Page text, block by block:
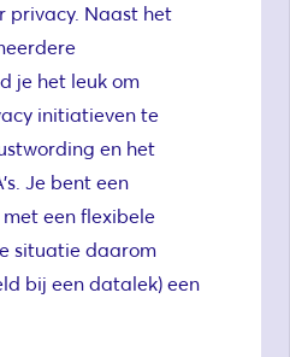
privacy. Naast het
je het leuk om
initiatieven te
en het
Je bent een
een flexibele
situatie daarom
bij een datalek) een